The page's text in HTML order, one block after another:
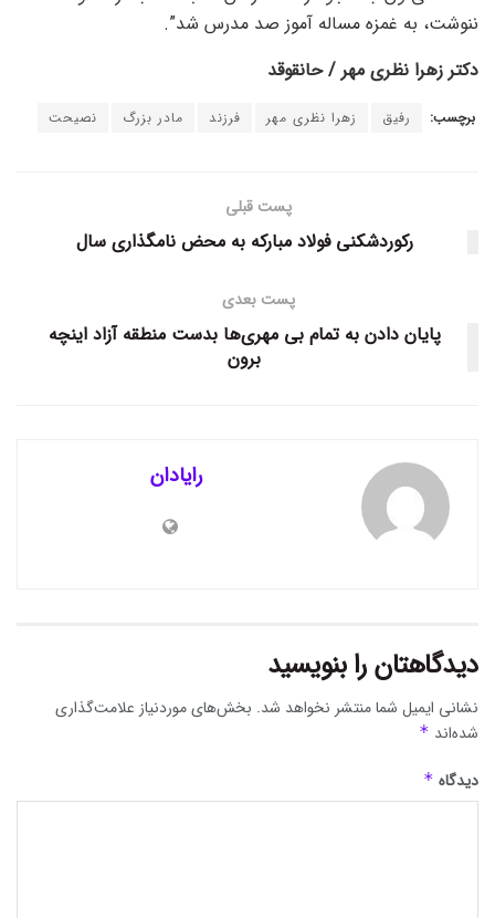
ننوشت، به غمزه مساله آموز صد مدرس شد”.
دکتر زهرا نظری مهر / حانقوقد
برچسب: رفیق زهرا نظری مهر فرزند مادر بزرگ نصیحت
پست قبلی
رکوردشکنی فولاد مبارکه به محض نامگذاری سال
پست بعدی
پایان دادن به تمام بی مهری‌ها بدست منطقه آزاد اینچه
برون
رایادان
دیدگاهتان را بنویسید
نشانی ایمیل شما منتشر نخواهد شد. بخش‌های موردنیاز علامت‌گذاری
شده‌اند *
دیدگاه *